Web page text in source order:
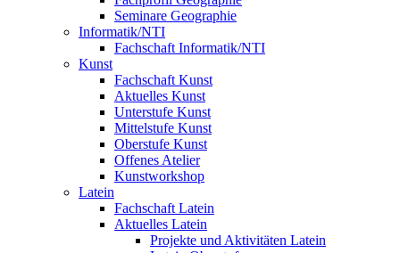
Seminare Geographie
Informatik/NTI
Fachschaft Informatik/NTI
Kunst
Fachschaft Kunst
Aktuelles Kunst
Unterstufe Kunst
Mittelstufe Kunst
Oberstufe Kunst
Offenes Atelier
Kunstworkshop
Latein
Fachschaft Latein
Aktuelles Latein
Projekte und Aktivitäten Latein